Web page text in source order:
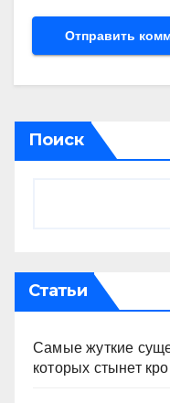
Поиск
Статьи
Самые жуткие
которых стынет